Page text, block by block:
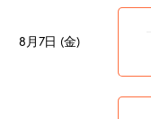
8月7日 (金)